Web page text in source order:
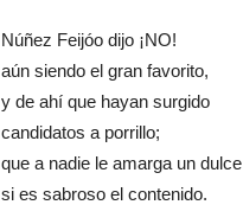
Núñez Feijóo dijo ¡NO!
aún siendo el gran favorito,
y de ahí que hayan surgido
candidatos a porrillo;
que a nadie le amarga un dulce
si es sabroso el contenido.